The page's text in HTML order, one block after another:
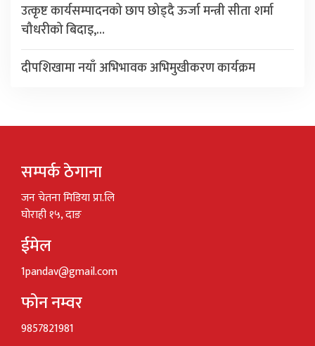
उत्कृष्ट कार्यसम्पादनको छाप छोड्दै ऊर्जा मन्त्री सीता शर्मा
चौधरीको बिदाइ,…
दीपशिखामा नयाँ अभिभावक अभिमुखीकरण कार्यक्रम
सम्पर्क ठेगाना
जन चेतना मिडिया प्रा.लि
घोराही १५, दाङ
ईमेल
1pandav@gmail.com
फोन नम्वर
9857821981